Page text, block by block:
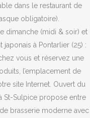
dans le restaurant de
obligatoire).
dimanche (midi & soir) et
à Pontarlier (25) :
vous et réservez une
l’emplacement de
site Internet. Ouvert du
St-Sulpice propose entre
brasserie moderne avec